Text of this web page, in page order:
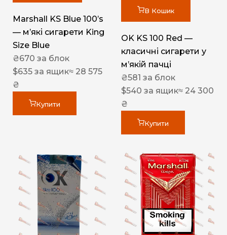
Marshall KS Blue 100’s
— м’які сигарети King
Size Blue
₴670 за блок
$635 за ящик≈ 28 575
₴
Купити
В Кошик
OK KS 100 Red —
класичні сигарети у
м’якій пачці
₴581 за блок
$540 за ящик≈ 24 300
₴
Купити